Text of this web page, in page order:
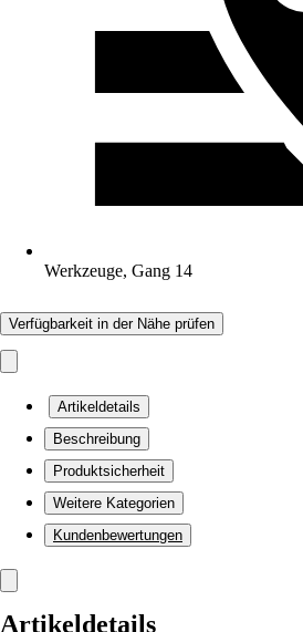
Werkzeuge, Gang 14
Verfügbarkeit in der Nähe prüfen
Artikeldetails
Beschreibung
Produktsicherheit
Weitere Kategorien
Kundenbewertungen
Artikeldetails